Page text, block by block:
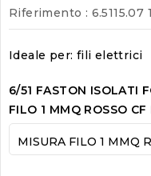
Riferimento : 6.5115.07 1
Ideale per: fili elettrici
6/51 FASTON ISOLATI
FILO 1 MMQ ROSSO CF